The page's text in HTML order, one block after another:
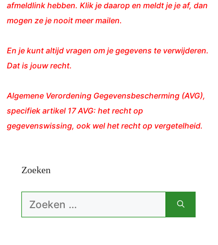
afmeldlink hebben. Klik je daarop en meldt je je af, dan
mogen ze je nooit meer mailen.
En je kunt altijd vragen om je gegevens te verwijderen.
Dat is jouw recht.
Algemene Verordening Gegevensbescherming (AVG),
specifiek artikel 17 AVG: het recht op
gegevenswissing, ook wel het recht op vergetelheid.
Zoeken
Zoek